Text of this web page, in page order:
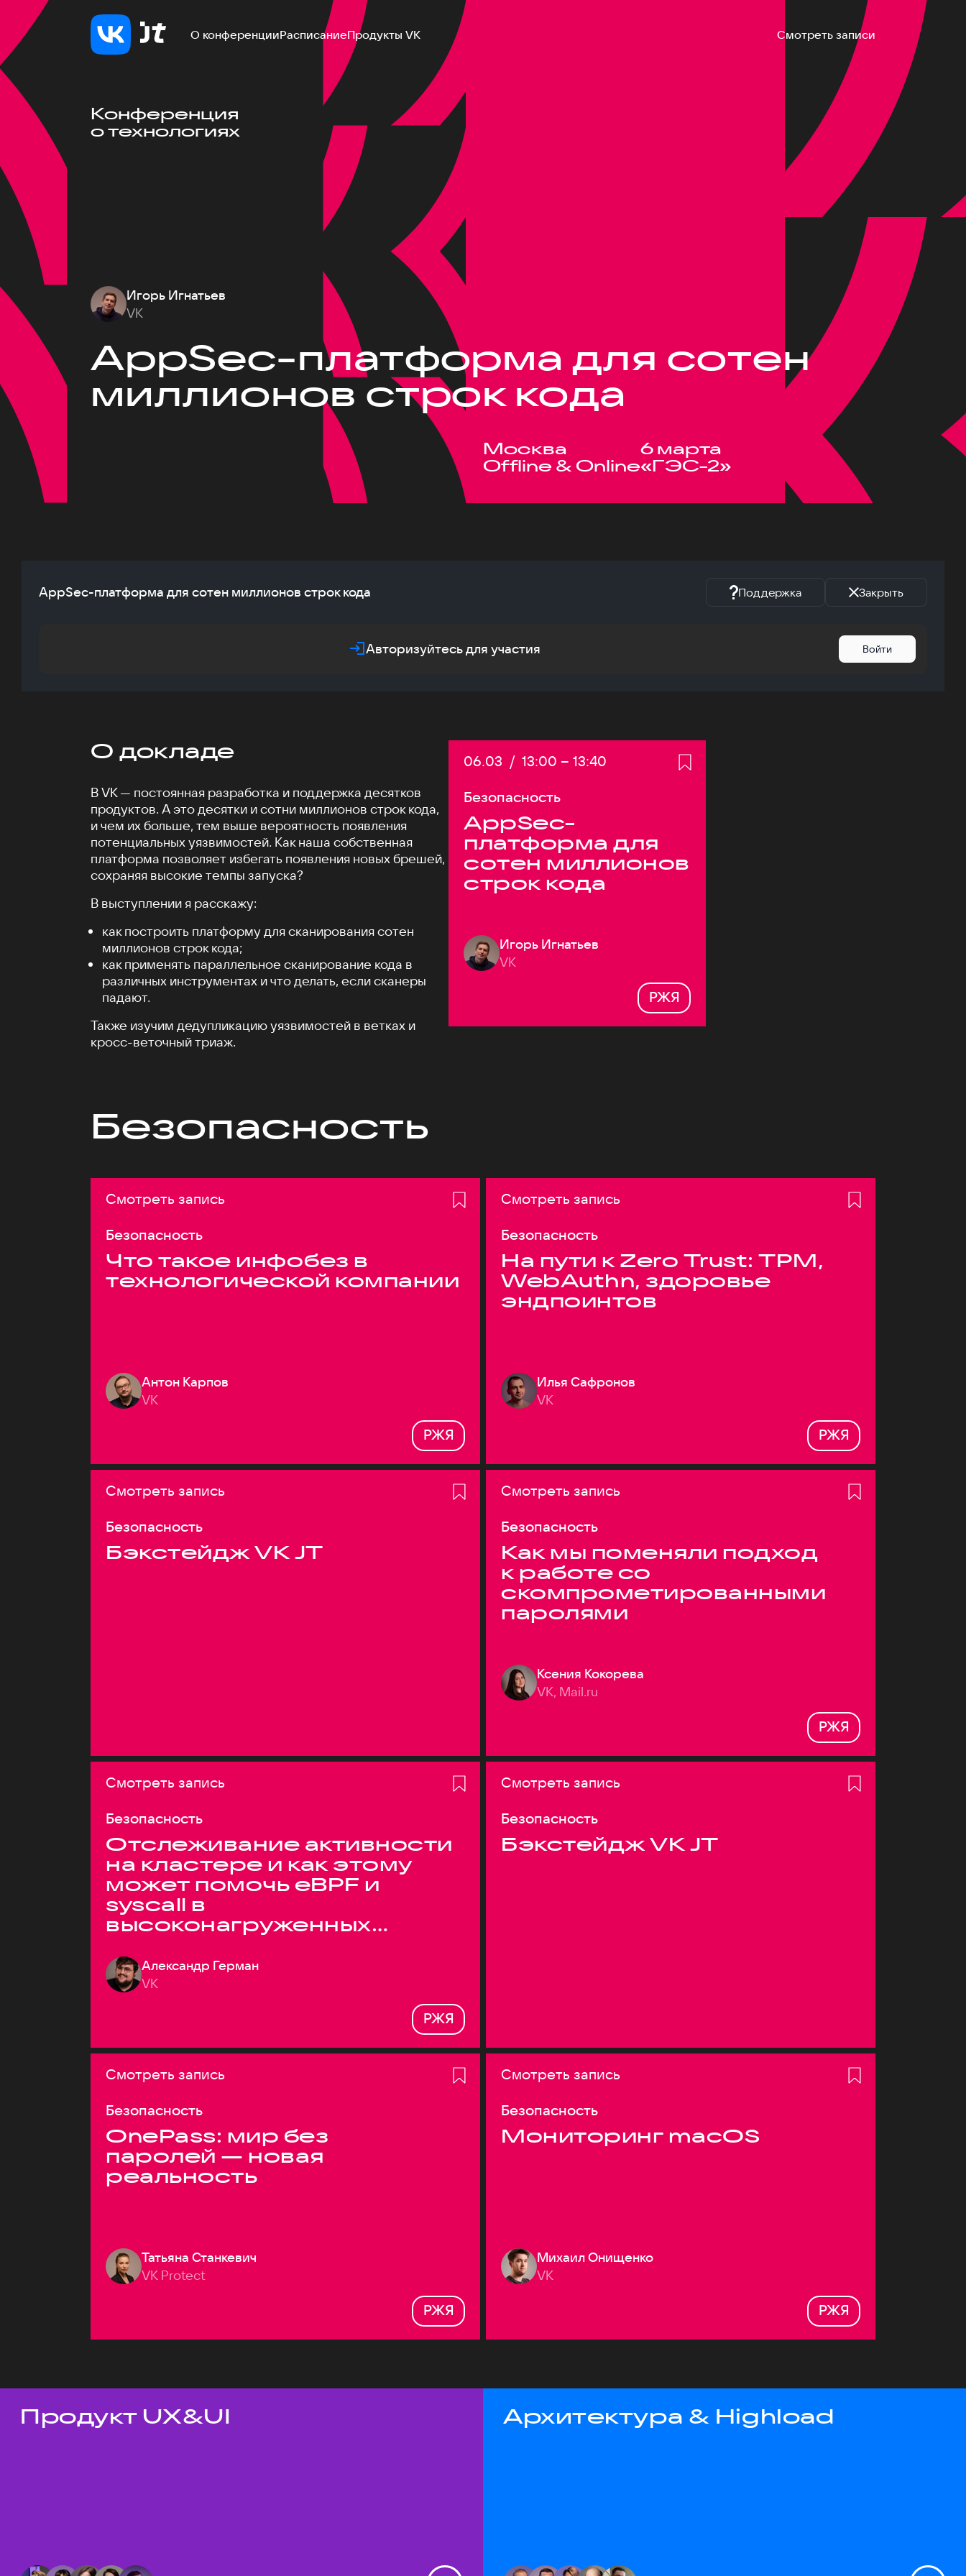
О конференцииРасписаниеПродукты VK Смотреть записи
Конференция
о технологиях
Игорь Игнатьев
VK
AppSec-платформа для сотен
миллионов строк кода
Москва
Offline & Online
6 марта
«ГЭС-2»
AppSec-платформа для сотен миллионов строк кода Поддержка Закрыть
Авторизуйтесь для участия Войти
О докладе
В VK — постоянная разработка и поддержка десятков
продуктов. А это десятки и сотни миллионов строк кода,
и чем их больше, тем выше вероятность появления
потенциальных уязвимостей. Как наша собственная
платформа позволяет избегать появления новых брешей,
сохраняя высокие темпы запуска?
В выступлении я расскажу:
как построить платформу для сканирования сотен
миллионов строк кода;
как применять параллельное сканирование кода в
различных инструментах и что делать, если сканеры
падают.
Также изучим дедупликацию уязвимостей в ветках и
кросс-веточный триаж.
Дата:
06.03 / Начало:
13:00 – Конец:
13:40
Безопасность
AppSec-
платформа для
сотен миллионов
строк кода
Игорь Игнатьев
VK
РЖЯ
Безопасность
Смотреть запись
Безопасность
Что такое инфобез в
технологической компании
Антон Карпов
VK
РЖЯ
Смотреть запись
Безопасность
На пути к Zero Trust: TPM,
WebAuthn, здоровье
эндпоинтов
Илья Сафронов
VK
РЖЯ
Смотреть запись
Безопасность
Бэкстейдж VK JT
Смотреть запись
Безопасность
Как мы поменяли подход
к работе со
скомпрометированными
паролями
Ксения Кокорева
VK, Mail.ru
РЖЯ
Смотреть запись
Безопасность
Отслеживание активности
на кластере и как этому
может помочь eBPF и
syscall в
высоконагруженных
Александр Герман
VK
РЖЯ
Смотреть запись
Безопасность
Бэкстейдж VK JT
Смотреть запись
Безопасность
OnePass: мир без
паролей — новая
реальность
Татьяна Станкевич
VK Protect
РЖЯ
Смотреть запись
Безопасность
Мониторинг macOS
Михаил Онищенко
VK
РЖЯ
Темы докладов
Продукт UX&UI Архитектура & Highload